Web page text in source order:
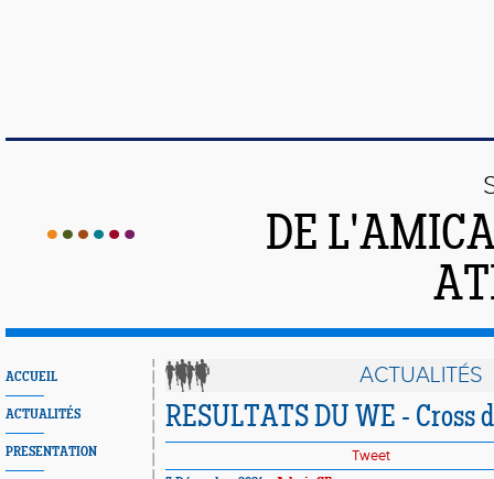
DE
ACCUEIL
ACTUALITÉS
PRESENTATION
ACTUALITÉS
RESULTATS DU WE - Cross
Tweet